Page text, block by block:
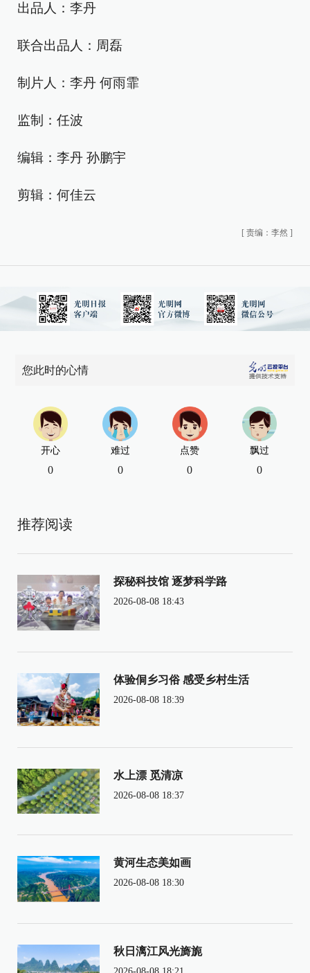
出品人：李丹
联合出品人：周磊
制片人：李丹 何雨霏
监制：任波
编辑：李丹 孙鹏宇
剪辑：何佳云
[ 责编：李然 ]
您此时的心情
开心
0
难过
0
点赞
0
飘过
0
推荐阅读
探秘科技馆 逐梦科学路
2026-08-08 18:43
体验侗乡习俗 感受乡村生活
2026-08-08 18:39
水上漂 觅清凉
2026-08-08 18:37
黄河生态美如画
2026-08-08 18:30
秋日漓江风光旖旎